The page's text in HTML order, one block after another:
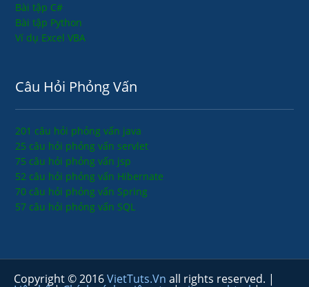
Bài tập C#
Bài tập Python
Ví dụ Excel VBA
Câu Hỏi Phỏng Vấn
201 câu hỏi phỏng vấn java
25 câu hỏi phỏng vấn servlet
75 câu hỏi phỏng vấn jsp
52 câu hỏi phỏng vấn Hibernate
70 câu hỏi phỏng vấn Spring
57 câu hỏi phỏng vấn SQL
Copyright © 2016VietTuts.Vn all rights reserved. |